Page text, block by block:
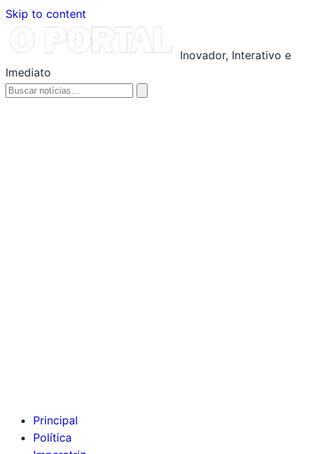
Skip to content
Inovador, Interativo e
Imediato
Principal
Política